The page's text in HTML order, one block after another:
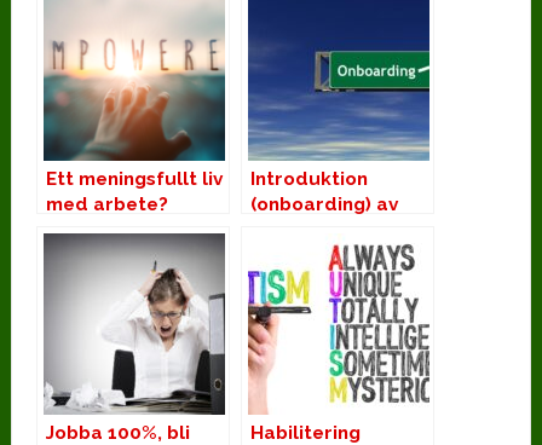
Ett meningsfullt liv
med arbete?
Introduktion
(onboarding) av
Jobba 100%, bli
Habilitering